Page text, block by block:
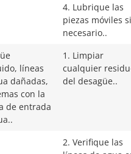
4. Lubrique las
piezas móviles
necesario..
líneas
dañadas,
con la
de entrada
1. Limpiar
cualquier
del desagüe..
2. Verifique las